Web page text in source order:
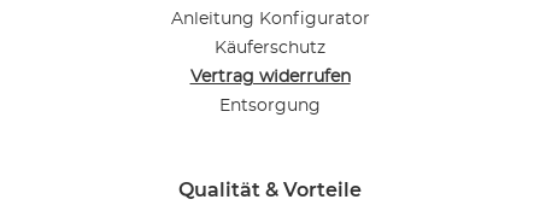
Anleitung Konfigurator
Käuferschutz
Vertrag widerrufen
Entsorgung
Qualität & Vorteile